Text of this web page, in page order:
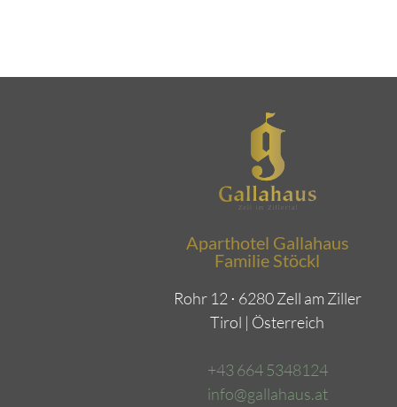
Aparthotel Gallahaus
Familie Stöckl
Rohr 12 ⋅ 6280 Zell am Ziller
Tirol | Österreich
+43 664 5348124
info@gallahaus.at